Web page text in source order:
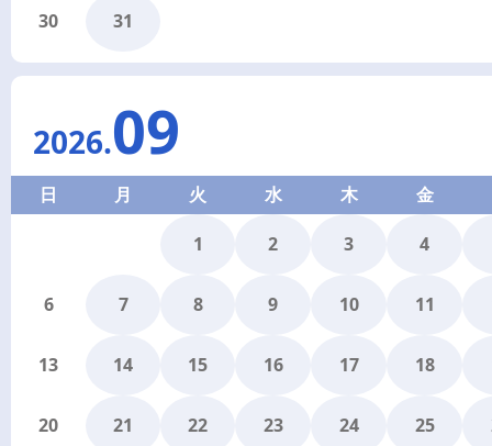
30 31
2026.09
日 月 火 水 木 金
1 2 3 4
6 7 8 9 10 11
13 14 15 16 17 18
20 21 22 23 24 25